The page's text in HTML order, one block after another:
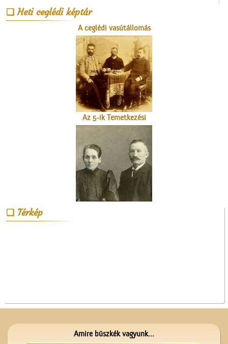
Heti ceglédi képtár
Az 5-ik Temetkezési
Egylet alapítói
Patkós Irma szülei
Térkép
Amire büszkék vagyunk...